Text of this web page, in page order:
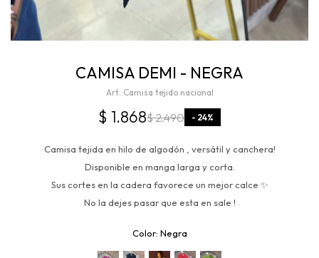
CAMISA DEMI - NEGRA
Camisa tejido nacional
$ 1.868$2.490 24
Camisa tejida en hilo de algodón , versátil y canchera!
Disponible en manga larga y corta.
Sus cortes en la cadera favorece un mejor calce ✨
No la dejes pasar que esta en sale !
Negra